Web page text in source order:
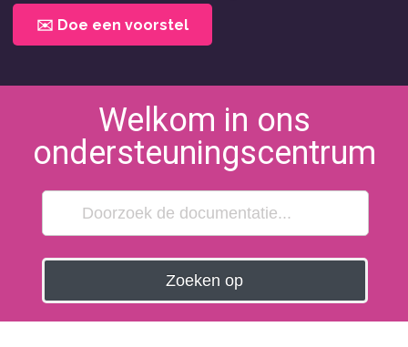
✉️ Doe een voorstel
Welkom in ons
ondersteuningscentrum
Zoeken op